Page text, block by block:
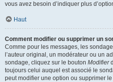
vous avez besoin d’indiquer plus
Haut
Comment modifier ou supprimer un
Comme pour les messages, les
l’auteur original, un modérateur ou un
sondage, cliquez sur le bouton Modifier
toujours celui auquel est associé le
peut modifier une option ou supprimer